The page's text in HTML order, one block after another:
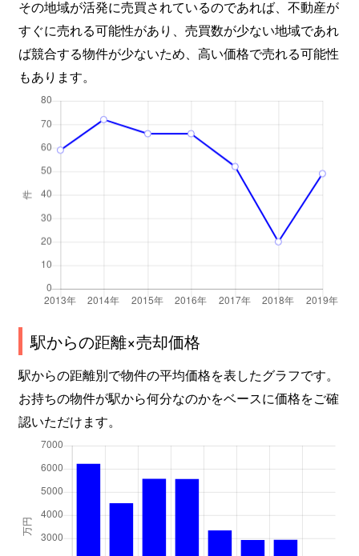
その地域が活発に売買されているのであれば、不動産が
すぐに売れる可能性があり、売買数が少ない地域であれ
ば競合する物件が少ないため、高い価格で売れる可能性
もあります。
駅からの距離×売却価格
駅からの距離別で物件の平均価格を表したグラフです。
お持ちの物件が駅から何分なのかをベースに価格をご確
認いただけます。